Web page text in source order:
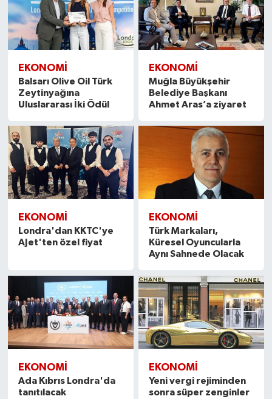
EKONOMİ
Balsarı Olive Oil Türk
Zeytinyağına
Uluslararası İki Ödül
EKONOMİ
Muğla Büyükşehir
Belediye Başkanı
Ahmet Aras’a ziyaret
EKONOMİ
Londra'dan KKTC'ye
AJet'ten özel fiyat
EKONOMİ
Türk Markaları,
Küresel Oyuncularla
Aynı Sahnede Olacak
EKONOMİ
Ada Kıbrıs Londra'da
tanıtılacak
EKONOMİ
Yeni vergi rejiminden
sonra süper zenginler